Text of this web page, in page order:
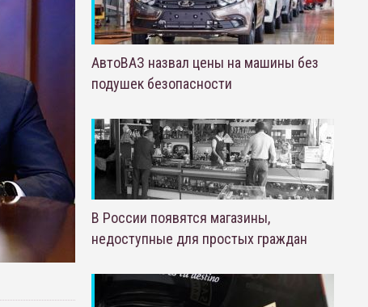
АвтоВАЗ назвал цены на машины без
подушек безопасности
В России появятся магазины,
недоступные для простых граждан